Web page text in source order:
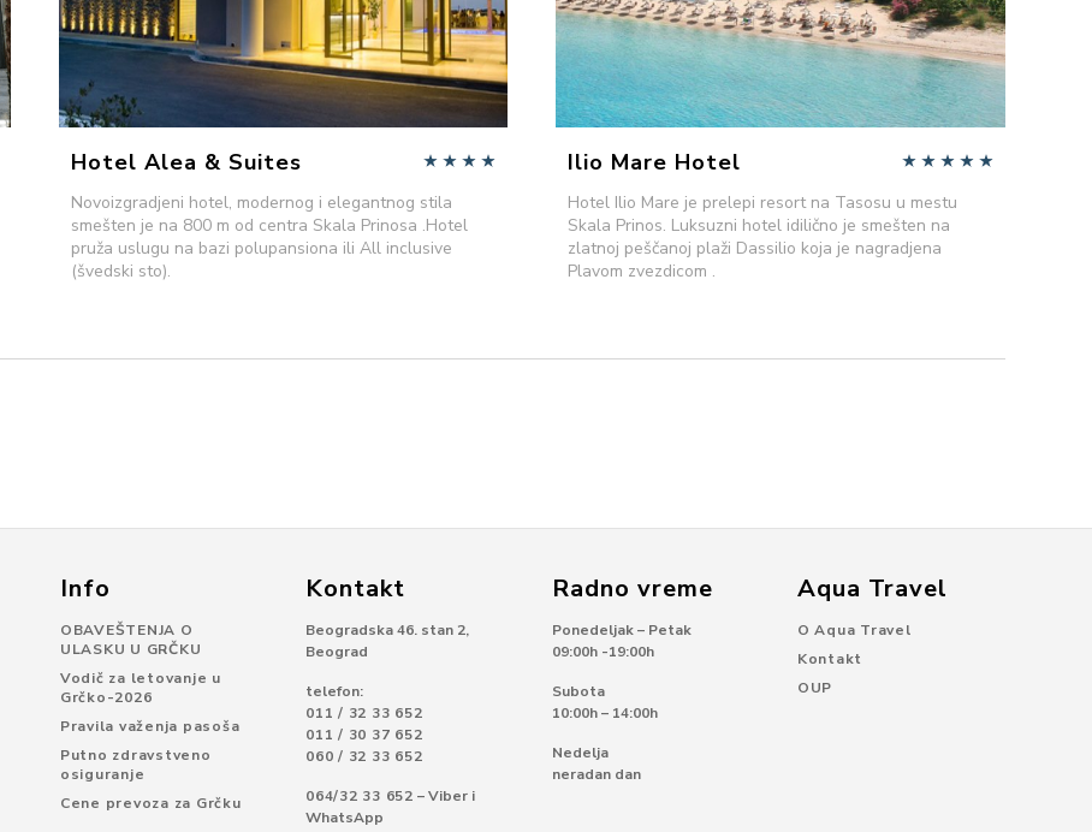
Hotel Alea & Suites
Novoizgradjeni hotel, modernog i elegantnog stila
smešten je na 800 m od centra Skala Prinosa .Hotel
pruža uslugu na bazi polupansiona ili All inclusive
(švedski sto).
Ilio Mare Hotel
Hotel Ilio Mare je prelepi resort na Tasosu u mestu
Skala Prinos. Luksuzni hotel idilično je smešten na
zlatnoj peščanoj plaži Dassilio koja je nagradjena
Plavom zvezdicom .
Info
OBAVEŠTENJA O
ULASKU U GRČKU
Vodič za letovanje u
Grčko-2026
Pravila važenja pasoša
Putno zdravstveno
osiguranje
Cene prevoza za Grčku
Kontakt
Beogradska 46. stan 2,
Beograd
telefon:
011 / 32 33 652
011 / 30 37 652
060 / 32 33 652
064/32 33 652 – Viber i
WhatsApp
Radno vreme
Ponedeljak – Petak
09:00h -19:00h
Subota
10:00h – 14:00h
Nedelja
neradan dan
Aqua Travel
O Aqua Travel
Kontakt
OUP